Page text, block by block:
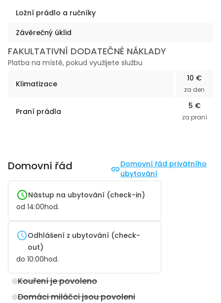
Ložní prádlo a ručníky
Závěrečný úklid
FAKULTATIVNÍ DODATEČNÉ NÁKLADY
Platba na místě, pokud využijete službu
Klimatizace
10 €
za den
Praní prádla
5 €
za praní
Domovní řád
Domovní řád privátního
ubytování
Nástup na ubytování (check-in)
od 14:00hod.
Odhlášení z ubytování (check-
out)
do 10:00hod.
Kouření je povoleno
Domáci miláčci jsou povoleni